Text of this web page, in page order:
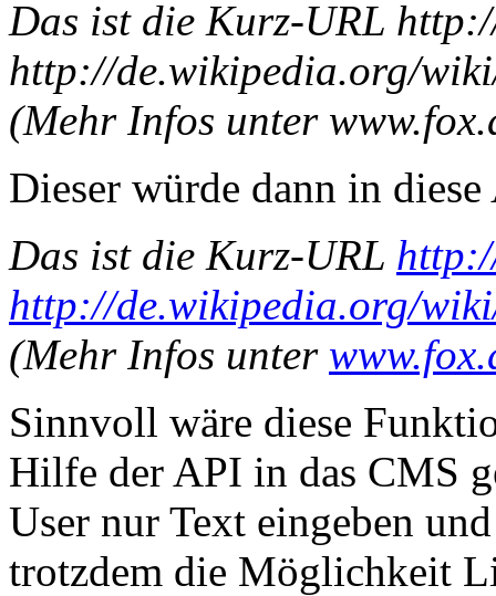
Das ist die Kurz-URL
http://de.wikipedia.org/
(Mehr Infos unter
Dieser würde dann in
Das ist die Kurz-URL
http://de.wikipedia.org/
(Mehr Infos unter
Sinnvoll wäre diese
Hilfe der API in das CMS
User nur Text eingeben
trotzdem die Möglichkeit